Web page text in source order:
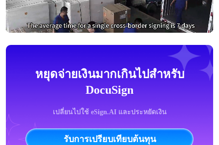
หยุดจ่ายเงินมากเกินไปสำหรับ
DocuSign
เปลี่ยนไปใช้ eSign.AI และประหยัดเงิน
รับการเปรียบเทียบต้นทุน